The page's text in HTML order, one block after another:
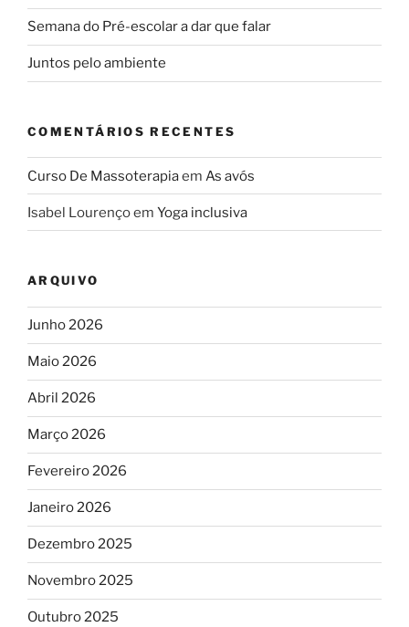
Semana do Pré-escolar a dar que falar
Juntos pelo ambiente
COMENTÁRIOS RECENTES
Curso De Massoterapiaem As avós
Isabel Lourençoem Yoga inclusiva
ARQUIVO
Junho 2026
Maio 2026
Abril 2026
Março 2026
Fevereiro 2026
Janeiro 2026
Dezembro 2025
Novembro 2025
Outubro 2025